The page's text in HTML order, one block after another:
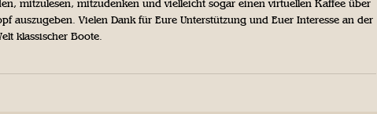
mitzulesen, mitzudenken und vielleicht sogar einen virtuellen Kaffee über
auszugeben. Vielen Dank für Eure Unterstützung und Euer Interesse an der
klassischer Boote.